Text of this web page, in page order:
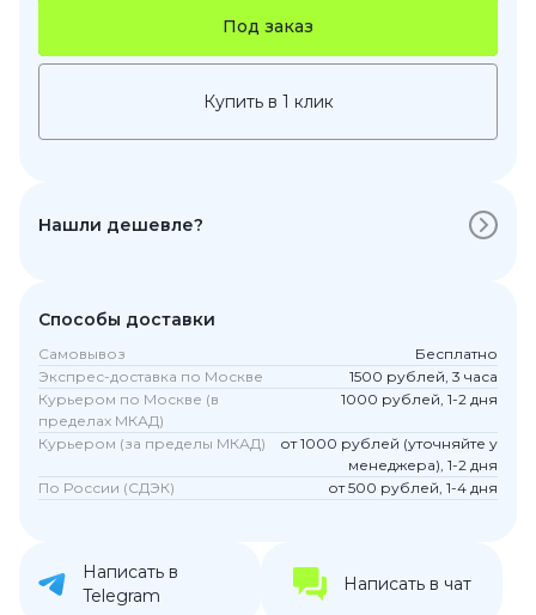
Под заказ
Купить в 1 клик
Нашли дешевле?
Способы доставки
Самовывоз
Бесплатно
Экспрес-доставка по Москве
1500 рублей, 3 часа
Курьером по Москве (в
пределах МКАД)
1000 рублей, 1-2 дня
Курьером (за пределы МКАД)
от 1000 рублей (уточняйте у
менеджера), 1-2 дня
По России (СДЭК)
от 500 рублей, 1-4 дня
Написать в
Telegram
Написать в чат